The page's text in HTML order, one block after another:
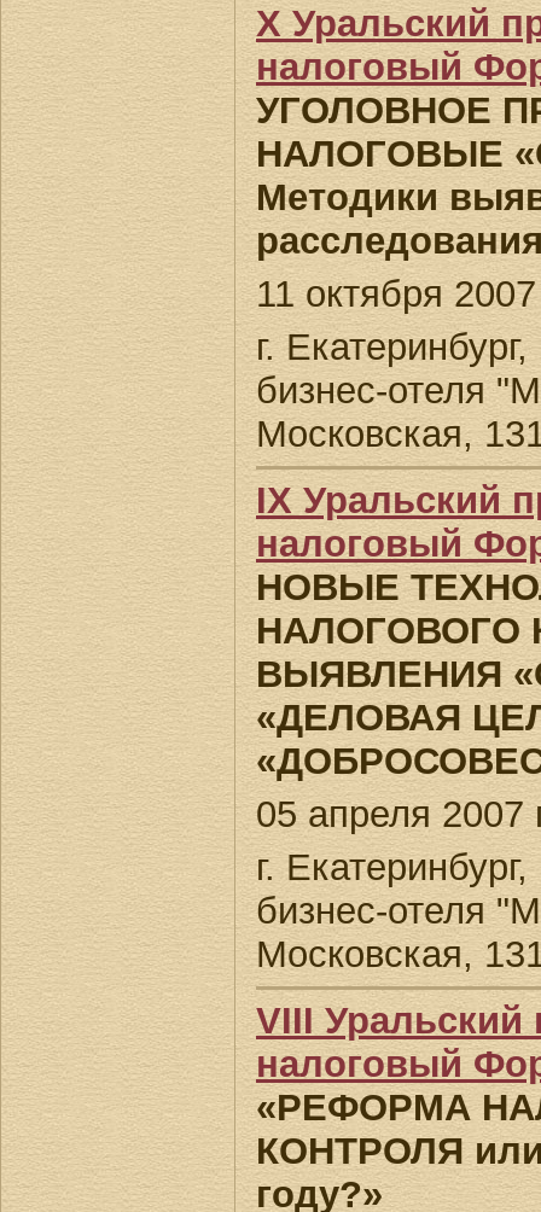
Х Уральский
налоговый
УГОЛОВНОЕ
НАЛОГОВЫЕ
Методики
11 октября 2007
г.
бизнес-отеля
Московская,
IX Уральский
налоговый
НОВЫЕ
НАЛОГОВОГО
ВЫЯВЛЕНИЯ
«ДЕЛОВАЯ
05 апреля 2007
г.
бизнес-отеля
Московская,
VIII
налоговый
«РЕФОРМА
КОНТРОЛЯ или
году?»